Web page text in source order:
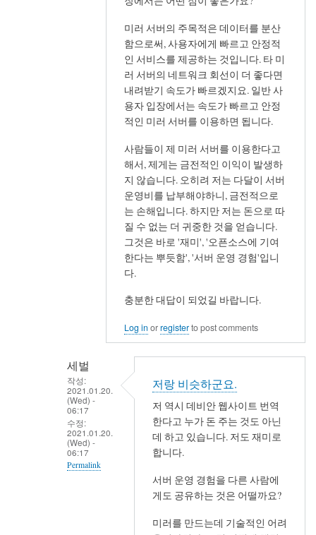
미러 서버의 주목적은 데이터를 분산
함으로써, 사용자에게 빠르고 안정적
인 서비스를 제공하는 것입니다. 타 미
러 서버의 네트워크 회선이 더 좋다면
내려받기 속도가 빠르겠지요. 일반 사
용자 입장에서는 속도가 빠르고 안정
적인 미러 서버를 이용하면 됩니다.
사람들이 제 미러 서버를 이용한다고
해서, 제게는 금전적인 이익이 발생하
지 않습니다. 오히려 저는 다달이 서버
운영비를 납부해야하니, 금전적으로
는 손해입니다. 하지만 저는 돈으로 따
질 수 없는 더 귀중한 것을 얻습니다.
그것은 바로 '재미', '오픈소스에 기여
한다는 뿌듯함', '서버 운영 경험'입니
다.
충분한 대답이 되었길 바랍니다.
Log in orregisterto post comments
세벌
작성:
2021.01.20.
(Wed) -
06:17
수정:
2021.01.20.
(Wed) -
06:17
Permalink
저랑 비슷하군요.
저 역시 데비안 웹사이트 번역
한다고 누가 돈 주는 것도 아닌
데 하고 있습니다. 저도 재미로
합니다.
서버 운영 경험을 다른 사람에
게도 공유하는 것은 어떨까요?
미러를 만드는데 기술적인 어려